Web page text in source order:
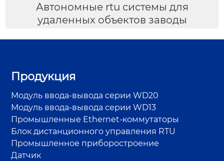
Автономные rtu системы для
удаленных объектов заводы
Продукция
Модуль ввода-вывода серии WD20
Модуль ввода-вывода серии WD13
Промышленные Ethernet-коммутаторы
Блок дистанционного управления RTU
Промышленное приборостроение
Датчик